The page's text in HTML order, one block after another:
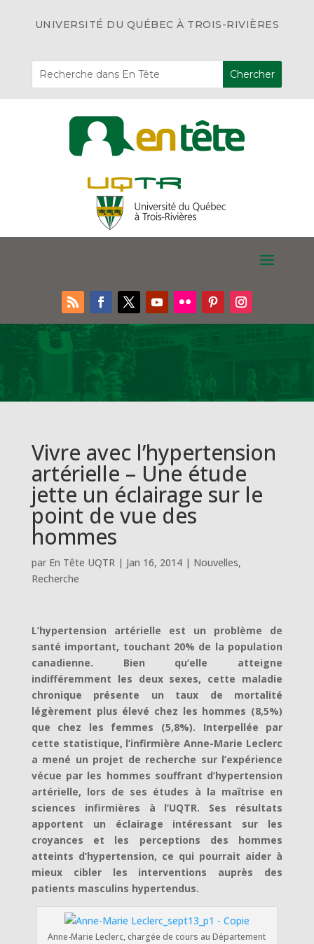
UNIVERSITÉ DU QUÉBEC À TROIS-RIVIÈRES
Vivre avec l’hypertension
artérielle – Une étude
jette un éclairage sur le
point de vue des
hommes
par En Tête UQTR| Jan 16, 2014| Nouvelles,
Recherche
L’hypertension artérielle est un problème de
santé important, touchant 20% de la population
canadienne. Bien qu’elle atteigne
indifféremment les deux sexes, cette maladie
chronique présente un taux de mortalité
légèrement plus élevé chez les hommes (8,5%)
que chez les femmes (5,8%). Interpellée par
cette statistique, l’infirmière Anne-Marie Leclerc
a mené un projet de recherche sur l’expérience
vécue par les hommes souffrant d’hypertension
artérielle, lors de ses études à la maîtrise en
sciences infirmières à l’UQTR. Ses résultats
apportent un éclairage intéressant sur les
croyances et les perceptions des hommes
atteints d’hypertension, ce qui pourrait aider à
mieux cibler les interventions auprès des
patients masculins hypertendus.
Anne-Marie Leclerc, chargée de cours au Département